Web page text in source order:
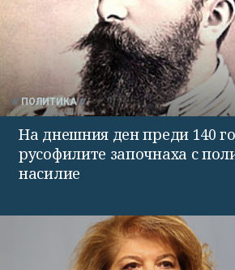
ПОЛИТИКА
На днешния ден преди 140
русофилите започнаха с
насилие